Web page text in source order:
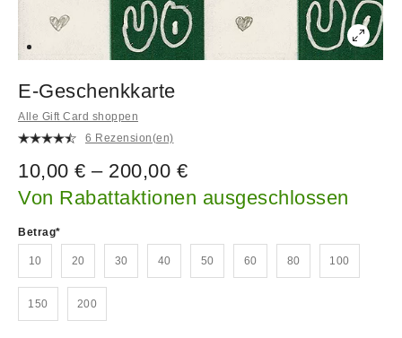
E-Geschenkkarte
Alle Gift Card shoppen
6 Rezension(en)
10,00 € – 200,00 €
Von Rabattaktionen ausgeschlossen
Betrag
10 20 30 40 50 60 80 100
150 200